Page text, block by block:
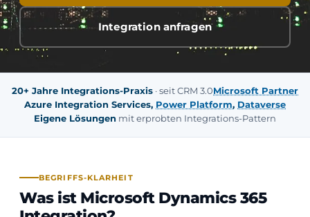
Integration anfragen
20+ Jahre Integrations-Praxis · seit CRM 3.0Microsoft Partner
Azure Integration Services, Power Platform, Dataverse
Eigene Lösungen mit erprobten Integrations-Pattern
BEGRIFFS-KLARHEIT
Was ist Microsoft Dynamics 365